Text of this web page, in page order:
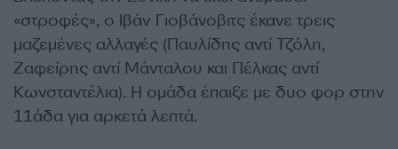
«στροφές», ο Ιβάν Γιοβάνοβιτς έκανε τρεις
μαζεμένες αλλαγές (Παυλίδης αντί Τζόλη,
Ζαφείρης αντί Μάνταλου και Πέλκας αντί
Κωνσταντέλια). Η ομάδα έπαιξε με δυο φορ στην
11άδα για αρκετά λεπτά.